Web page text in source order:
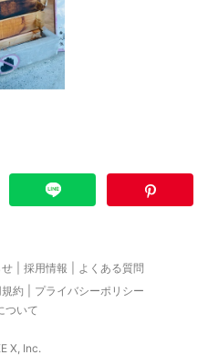
採用情報
よくある質問
約
プライバシーポリシー
ついて
X, Inc.